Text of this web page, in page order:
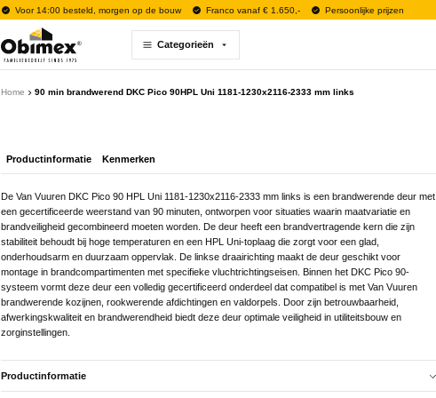
Voor 14:00 besteld, morgen op de bouw Franco vanaf € 1.650,- Persoonlijke prijzen
Categorieën
Home 90 min brandwerend DKC Pico 90HPL Uni 1181-1230x2116-2333 mm links
Productinformatie Kenmerken
De Van Vuuren DKC Pico 90 HPL Uni 1181-1230x2116-2333 mm links is een brandwerende deur met
een gecertificeerde weerstand van 90 minuten, ontworpen voor situaties waarin maatvariatie en
brandveiligheid gecombineerd moeten worden. De deur heeft een brandvertragende kern die zijn
stabiliteit behoudt bij hoge temperaturen en een HPL Uni-toplaag die zorgt voor een glad,
onderhoudsarm en duurzaam oppervlak. De linkse draairichting maakt de deur geschikt voor
montage in brandcompartimenten met specifieke vluchtrichtingseisen. Binnen het DKC Pico 90-
systeem vormt deze deur een volledig gecertificeerd onderdeel dat compatibel is met Van Vuuren
brandwerende kozijnen, rookwerende afdichtingen en valdorpels. Door zijn betrouwbaarheid,
afwerkingskwaliteit en brandwerendheid biedt deze deur optimale veiligheid in utiliteitsbouw en
zorginstellingen.
Productinformatie